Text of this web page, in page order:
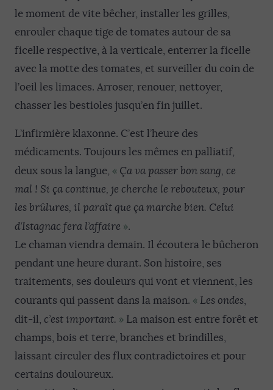
le moment de vite bêcher, installer les grilles,
enrouler chaque tige de tomates autour de sa
ficelle respective, à la verticale, enterrer la ficelle
avec la motte des tomates, et surveiller du coin de
l’oeil les limaces. Arroser, renouer, nettoyer,
chasser les bestioles jusqu’en fin juillet.
L’infirmière klaxonne. C’est l’heure des
médicaments. Toujours les mêmes en palliatif,
deux sous la langue, « Ça va passer bon sang, ce
mal ! Si ça continue, je cherche le rebouteux, pour
les brûlures, il paraît que ça marche bien. Celui
d’Istagnac fera l’affaire ».
Le chaman viendra demain. Il écoutera le bûcheron
pendant une heure durant. Son histoire, ses
traitements, ses douleurs qui vont et viennent, les
courants qui passent dans la maison. « Les ondes,
dit-il, c’est important. » La maison est entre forêt et
champs, bois et terre, branches et brindilles,
laissant circuler des flux contradictoires et pour
certains douloureux.